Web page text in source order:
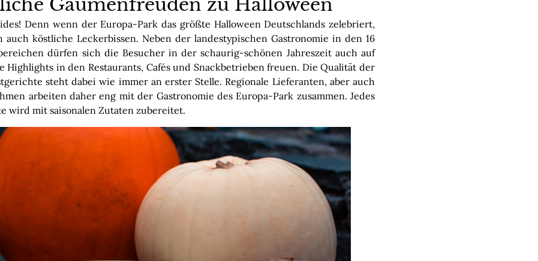
Gaumenfreuden zu Halloween
Denn wenn der Europa-Park das größte Halloween Deutschlands zelebriert,
köstliche Leckerbissen. Neben der landestypischen Gastronomie in den 16
dürfen sich die Besucher in der schaurig-schönen Jahreszeit auch auf
Highlights in den Restaurants, Cafés und Snackbetrieben freuen. Die Qualität der
steht dabei wie immer an erster Stelle. Regionale Lieferanten, aber auch
arbeiten daher eng mit der Gastronomie des Europa-Park zusammen. Jedes
wird mit saisonalen Zutaten zubereitet.